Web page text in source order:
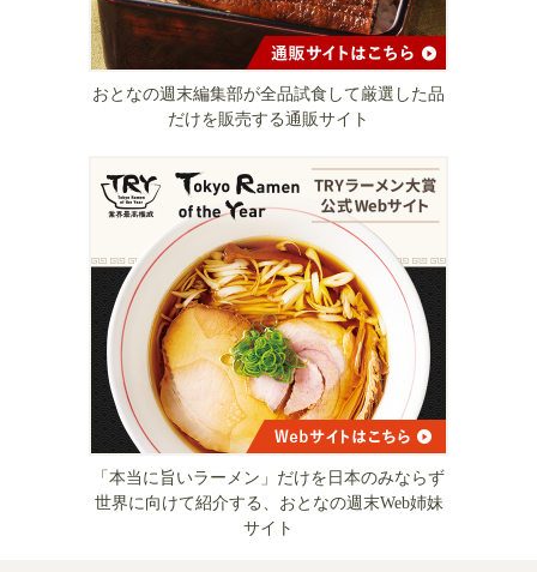
おとなの週末編集部が全品試食して厳選した品
だけを販売する通販サイト
「本当に旨いラーメン」だけを日本のみならず
世界に向けて紹介する、おとなの週末Web姉妹
サイト